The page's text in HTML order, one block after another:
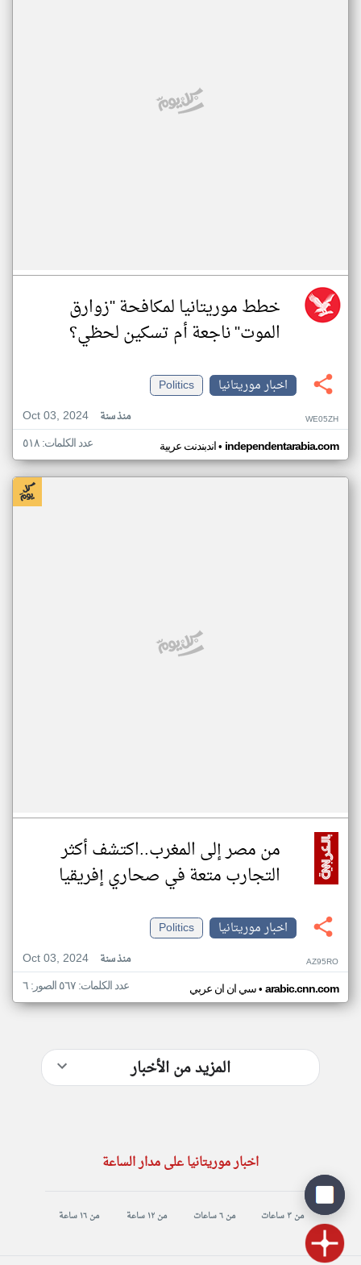
خطط موريتانيا لمكافحة "زوارق
الموت" ناجعة أم تسكين لحظي؟
اخبار موريتانيا
Politics
Oct 03, 2024
منذ سنة WE05ZH
اندبندنت عربية• independentarabia.com عدد الكلمات: ٥١٨
من مصر إلى المغرب..اكتشف أكثر
التجارب متعة في صحاري إفريقيا
اخبار موريتانيا
Politics
Oct 03, 2024
منذ سنة AZ95RO
سي ان ان عربي• arabic.cnn.com عدد الكلمات: ٥٦٧ الصور: ٦
المزيد من الأخبار
اخبار موريتانيا على مدار الساعة
من ٣ ساعات من ٦ ساعات من ١٢ ساعة من ١٦ ساعة